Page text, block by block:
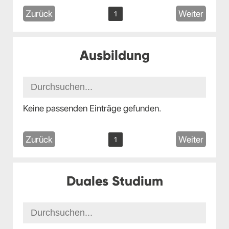
Zurück 1 Weiter
Ausbildung
Keine passenden Einträge gefunden.
Zurück 1 Weiter
Duales Studium